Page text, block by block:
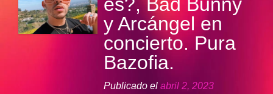
y Arcángel en
concierto. Pura
Bazofia.
Publicado el abril 2, 2023